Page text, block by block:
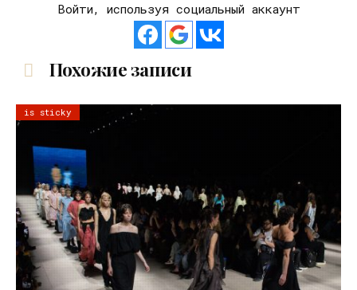
Войти, используя социальный аккаунт
Похожие записи
is sticky